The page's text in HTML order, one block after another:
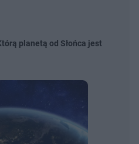
planetą od Słońca jest